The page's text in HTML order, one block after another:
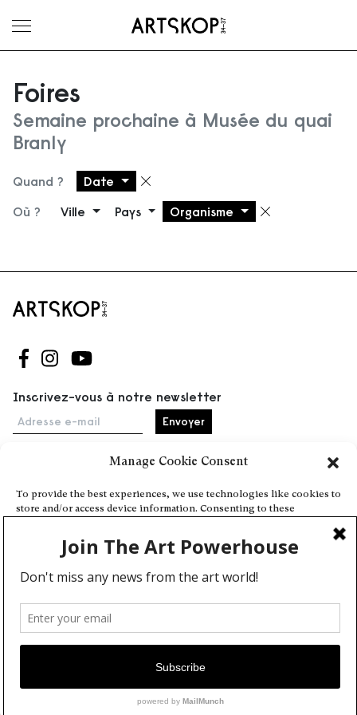
Manage Cookie Consent
To provide the best experiences, we use technologies like cookies to
store and/or access device information. Consenting to these
or unique IDs on this site. Not consenting or withdrawing consent,
may adversely affect certain features and functions.
Deny
View preferences
Cookie Policy
Ouvrir le menu
Foires
Semaine prochaine à Musée du quai
Branly
Quand ? Date Supprimer le filtre
Où ? Ville Pays Organisme
Suivez-nous sur Facebook
Suivez-nous sur Instagram
Suivez-nous sur Youtube
Inscrivez-vous à notre newsletter
Adresse e-mail
Accueil
Événements
À propos
Partenaires
Contact
Conditions générales
Confidentialité et cookies
Communiquer votre événement